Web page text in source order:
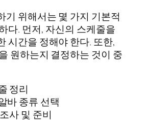
기 위해서는 몇 가지 기본적
다. 먼저, 자신의 스케줄을
시간을 정해야 한다. 또한,
원하는지 결정하는 것이 중
정리
바 종류 선택
사 및 준비